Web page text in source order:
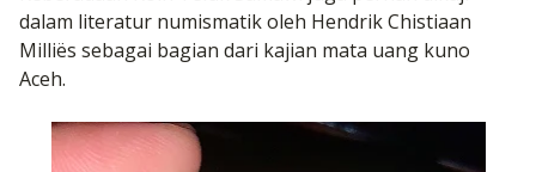
dalam literatur numismatik oleh Hendrik Chistiaan
Milliës sebagai bagian dari kajian mata uang kuno
Aceh.